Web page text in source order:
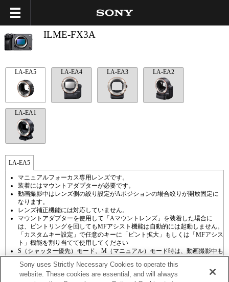
ILME-FX3A
LA-EA5 LA-EA4 LA-EA3 LA-EA2
LA-EA1
LA-EA5
マニュアルフォーカス専用レンズです。
装着にはマウントアダプターが必要です。
動画撮影中はレンズ側の絞り設定がAポジションの場合絞りが開放固定に
なります。
レンズ補正機能には対応していません。
マウントアダプターを使用して「Aマウントレンズ」を装着した場合に
は、ピントリングを回してもMFアシスト機能は自動的には起動しません。
「カスタムキー設定」で任意のキーに「ピント拡大」もしくは「MFアシス
ト」機能を割り当てて使用してください
S（シャッター優先）モード、M（マニュアル）モード時は、動画撮影中も
Sony uses Strictly Necessary Cookies to operate this
website. These cookies are essential, and will always